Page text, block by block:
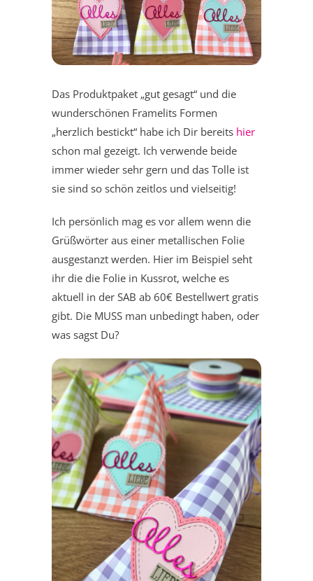
Das Produktpaket „gut gesagt“ und die
wunderschönen Framelits Formen
„herzlich bestickt“ habe ich Dir bereits hier
schon mal gezeigt. Ich verwende beide
immer wieder sehr gern und das Tolle ist
sie sind so schön zeitlos und vielseitig!
Ich persönlich mag es vor allem wenn die
Grüßwörter aus einer metallischen Folie
ausgestanzt werden. Hier im Beispiel seht
ihr die die Folie in Kussrot, welche es
aktuell in der SAB ab 60€ Bestellwert gratis
gibt. Die MUSS man unbedingt haben, oder
was sagst Du?